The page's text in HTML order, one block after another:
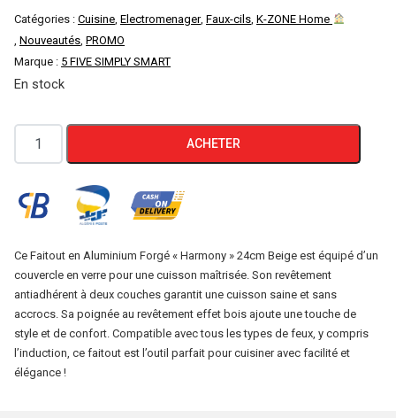
prix
initial
prix
5700 DA.
Catégories : Cuisine, Electromenager, Faux-cils, K-ZONE Home
, Nouveautés, PROMO
Marque : 5 FIVE SIMPLY SMART
En stock
quantité
de
en
Forgé
"Harmony"
24cm
Beige
5five
Simply
ACHETER
Ce Faitout en Aluminium Forgé « Harmony » 24cm Beige est équipé d’un
couvercle en verre pour une cuisson maîtrisée. Son revêtement
antiadhérent à deux couches garantit une cuisson saine et sans
accrocs. Sa poignée au revêtement effet bois ajoute une touche de
style et de confort. Compatible avec tous les types de feux, y compris
l’induction, ce faitout est l’outil parfait pour cuisiner avec facilité et
élégance !